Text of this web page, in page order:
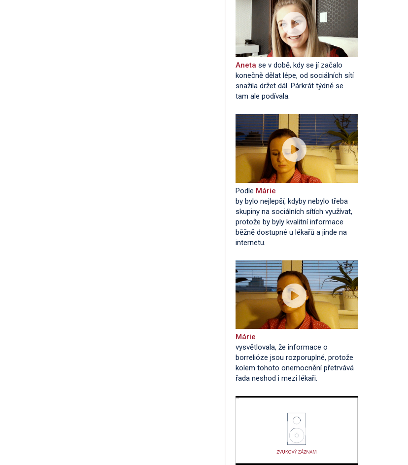
Aneta se v době, kdy se jí začalo
konečně dělat lépe, od sociálních sítí
snažila držet dál. Párkrát týdně se
tam ale podívala.
Podle Márie
by bylo nejlepší, kdyby nebylo třeba
skupiny na sociálních sítích využívat,
protože by byly kvalitní informace
běžně dostupné u lékařů a jinde na
internetu.
Márie
vysvětlovala, že informace o
borrelióze jsou rozporuplné, protože
kolem tohoto onemocnění přetrvává
řada neshod i mezi lékaři.